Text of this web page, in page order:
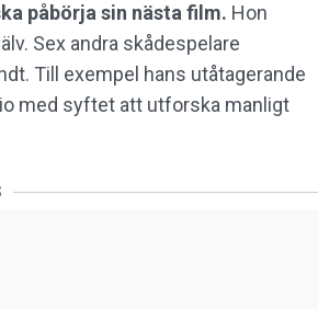
påbörja sin nästa film. Hon
Sex andra skådespelare
Till exempel hans utåtagerande
med syftet att utforska manligt